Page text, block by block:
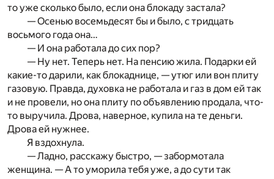
то уже сколько было, если она блокаду застала?
— Осенью восемьдесят бы и было, с тридцать
восьмого года она…
— И она работала до сих пор?
— Ну нет. Теперь нет. На пенсию жила. Подарки ей
какие-то дарили, как блокаднице, — утюг или вон плиту
газовую. Правда, духовка не работала и газ в дом ей так
и не провели, но она плиту по объявлению продала, что-
то выручила. Дрова, наверное, купила на те деньги.
Дрова ей нужнее.
Я вздохнула.
— Ладно, расскажу быстро, — забормотала
женщина. — А то уморила тебя уже, а до сути так